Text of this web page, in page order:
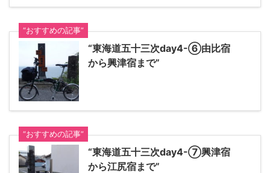
“おすすめの記事”
“東海道五十三次day4-⑥由比宿
から興津宿まで”
“おすすめの記事”
“東海道五十三次day4-⑦興津宿
から江尻宿まで”